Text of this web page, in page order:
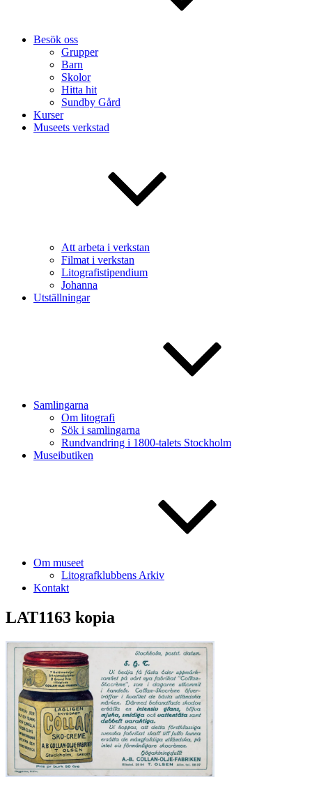
Besök oss
Grupper
Barn
Skolor
Hitta hit
Sundby Gård
Kurser
Museets verkstad
Att arbeta i verkstan
Filmat i verkstan
Litografistipendium
Johanna
Utställningar
Samlingarna
Om litografi
Sök i samlingarna
Rundvandring i 1800-talets Stockholm
Museibutiken
Om museet
Litografklubbens Arkiv
Kontakt
LAT1163 kopia